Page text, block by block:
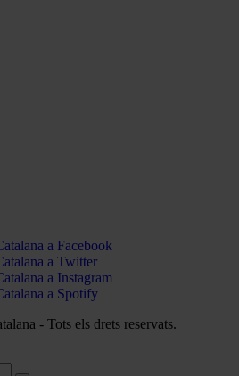
a Facebook
a Twitter
a Instagram
a Spotify
- Tots els drets reservats.